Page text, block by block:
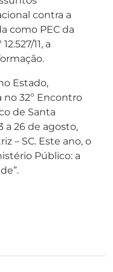
contra a
como PEC da
11, a
Estado,
no 32º Encontro
de Santa
a 26 de agosto,
– SC. Este ano, o
Público: a